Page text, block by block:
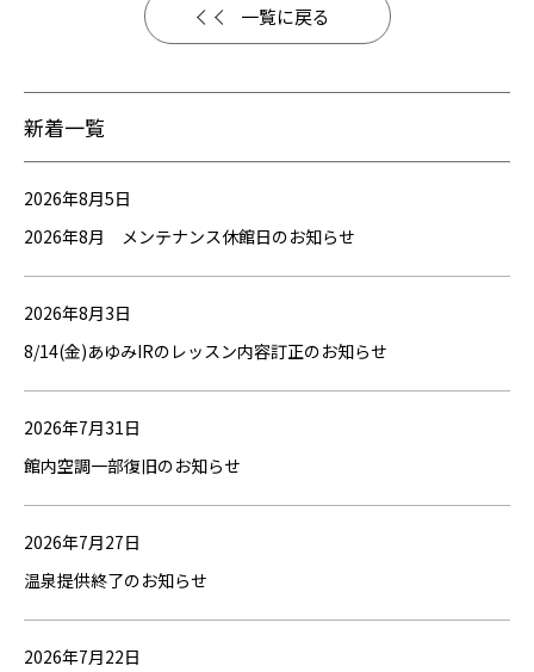
一覧に戻る
新着一覧
2026年8月5日
2026年8月 メンテナンス休館日のお知らせ
2026年8月3日
8/14(金)あゆみIRのレッスン内容訂正のお知らせ
2026年7月31日
館内空調一部復旧のお知らせ
2026年7月27日
温泉提供終了のお知らせ
2026年7月22日